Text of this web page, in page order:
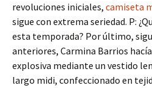
revoluciones iniciales, camiseta
sigue con extrema seriedad. P:
esta temporada? Por último,
anteriores, Carmina Barrios
explosiva mediante un vestido
largo midi, confeccionado en